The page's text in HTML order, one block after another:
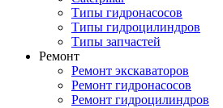
Типы гидронасосов
Типы гидроцилиндров
Типы запчастей
Ремонт
Ремонт экскаваторов
Ремонт гидронасосов
Ремонт гидроцилиндров